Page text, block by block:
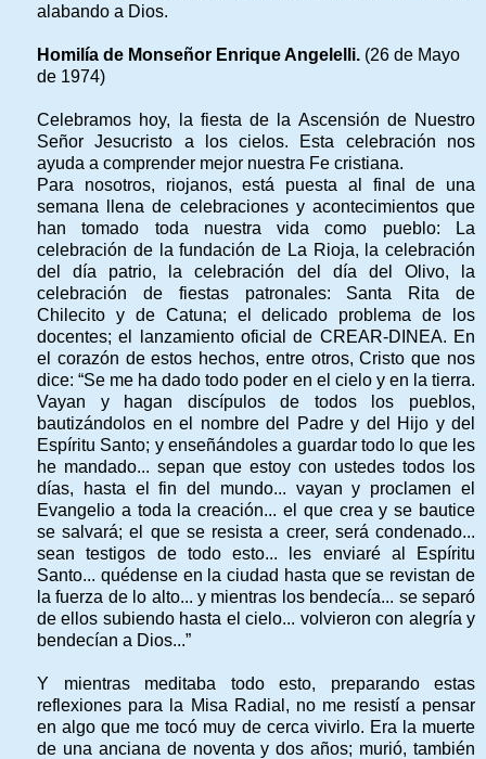
alabando a Dios.
Homilía de Monseñor Enrique Angelelli. (26 de Mayo
de 1974)
Celebramos hoy, la fiesta de la Ascensión de Nuestro
Señor Jesucristo a los cielos. Esta celebración nos
ayuda a comprender mejor nuestra Fe cristiana.
Para nosotros, riojanos, está puesta al final de una
semana llena de celebraciones y acontecimientos que
han tomado toda nuestra vida como pueblo: La
celebración de la fundación de La Rioja, la celebración
del día patrio, la celebración del día del Olivo, la
celebración de fiestas patronales: Santa Rita de
Chilecito y de Catuna; el delicado problema de los
docentes; el lanzamiento oficial de CREAR-DINEA. En
el corazón de estos hechos, entre otros, Cristo que nos
dice: “Se me ha dado todo poder en el cielo y en la tierra.
Vayan y hagan discípulos de todos los pueblos,
bautizándolos en el nombre del Padre y del Hijo y del
Espíritu Santo; y enseñándoles a guardar todo lo que les
he mandado... sepan que estoy con ustedes todos los
días, hasta el fin del mundo... vayan y proclamen el
Evangelio a toda la creación... el que crea y se bautice
se salvará; el que se resista a creer, será condenado...
sean testigos de todo esto... les enviaré al Espíritu
Santo... quédense en la ciudad hasta que se revistan de
la fuerza de lo alto... y mientras los bendecía... se separó
de ellos subiendo hasta el cielo... volvieron con alegría y
bendecían a Dios...”
Y mientras meditaba todo esto, preparando estas
reflexiones para la Misa Radial, no me resistí a pensar
en algo que me tocó muy de cerca vivirlo. Era la muerte
de una anciana de noventa y dos años; murió, también